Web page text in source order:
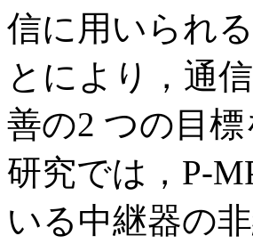
信に用いられ
とにより，通
善の2 つの目
研究では，P-
いる中継器の